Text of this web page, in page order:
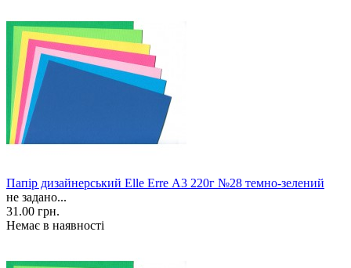
Папір дизайнерський Elle Erre А3 220г №28 темно-зелений
не задано...
31.00 грн.
Немає в наявності